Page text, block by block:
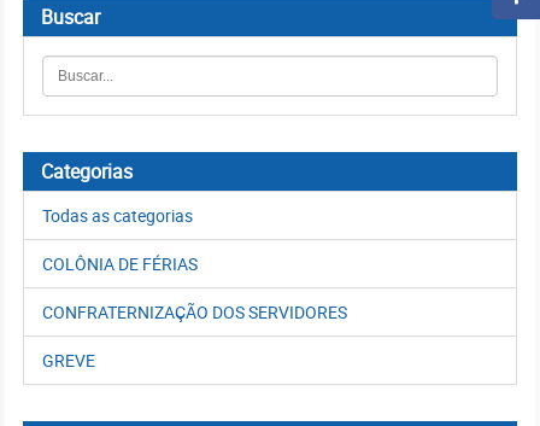
Buscar
Categorias
Todas as categorias
COLÔNIA DE FÉRIAS
CONFRATERNIZAÇÃO DOS SERVIDORES
GREVE